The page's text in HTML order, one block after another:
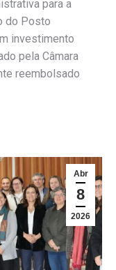
para a
do Posto
investimento
pela Câmara
reembolsado
Abr
8
2026